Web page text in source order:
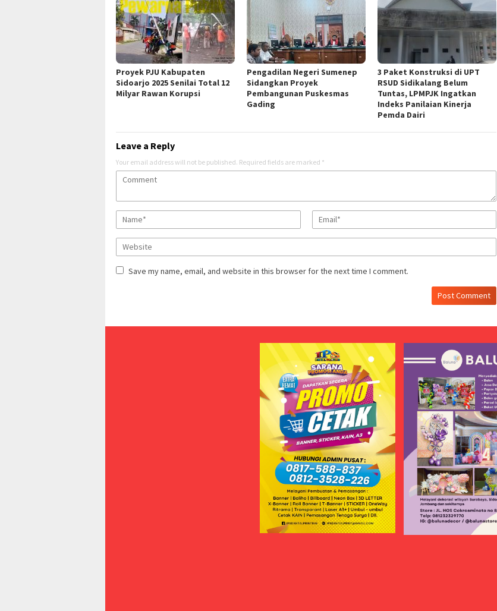
Proyek PJU Kabupaten
Sidoarjo 2025 Senilai Total 12
Milyar Rawan Korupsi
Pengadilan Negeri Sumenep
Sidangkan Proyek
Pembangunan Puskesmas
Gading
3 Paket Konstruksi di UPT
RSUD Sidikalang Belum
Tuntas, LPMPJK Ingatkan
Indeks Panilaian Kinerja
Pemda Dairi
Leave a Reply
Your email address will not be published. Required fields are marked *
Save my name, email, and website in this browser for the next time I comment.